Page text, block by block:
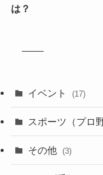
は？
イベント (17)
スポーツ（プロ
その他 (3)